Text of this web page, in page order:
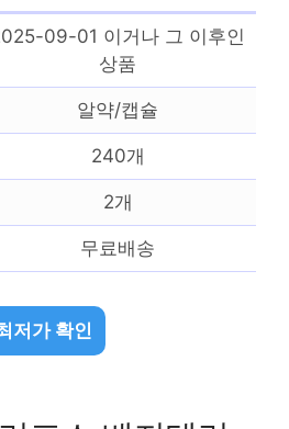
09-01 이거나 그 이후인
상품
알약/캡슐
240개
2개
무료배송
저가 확인